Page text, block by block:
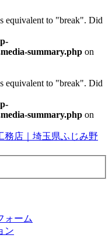
equivalent to "break". Did
summary.php on
equivalent to "break". Did
summary.php on
ォーム
ン